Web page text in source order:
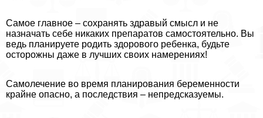
Самое главное – сохранять здравый смысл и не
назначать себе никаких препаратов самостоятельно. Вы
ведь планируете родить здорового ребенка, будьте
осторожны даже в лучших своих намерениях!
Самолечение во время планирования беременности
крайне опасно, а последствия – непредсказуемы.